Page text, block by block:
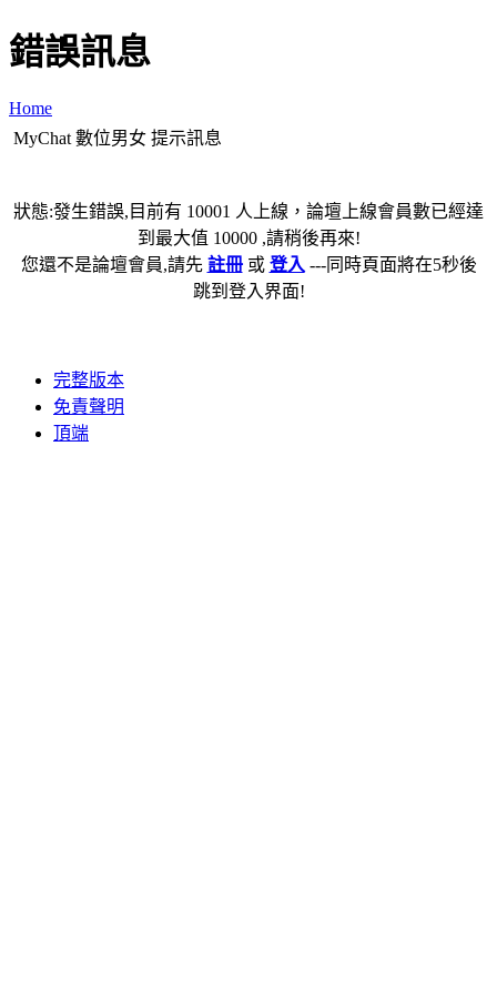
錯誤訊息
Home
MyChat 數位男女 提示訊息
狀態:發生錯誤,目前有 10001 人上線，論壇上線會員數已經達
到最大值 10000 ,請稍後再來!
您還不是論壇會員,請先 註冊或 登入 ---同時頁面將在5秒後
跳到登入界面!
完整版本
免責聲明
頂端